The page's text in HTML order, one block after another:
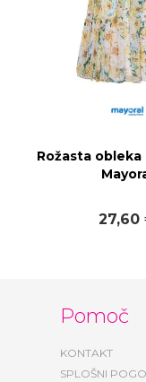
Rožasta
27,60
Pomoč
KONTAKT
SPLOŠNI